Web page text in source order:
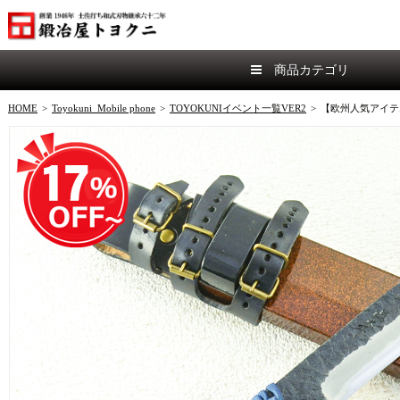
商品カテゴリ
HOME > Toyokuni_Mobile phone > TOYOKUNIイベント一覧VER2 > 【欧州人気アイ